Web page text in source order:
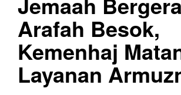
Arafah Besok,
Kemenhaj
Layanan